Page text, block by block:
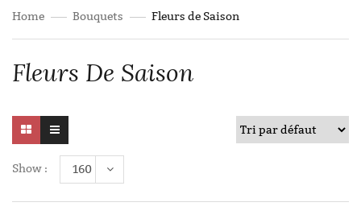
Home Bouquets Fleurs de Saison
Fleurs De Saison
Show : 160